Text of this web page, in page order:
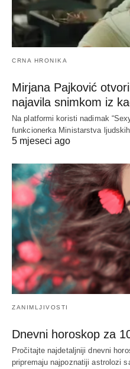
CRNA HRONIKA
Mirjana Pajković
najavila snimkom iz
Na platformi koristi nadimak
funkcionerka Ministarstva
5 mjeseci ago
ZANIMLJIVOSTI
Dnevni horoskop za
Pročitajte najdetaljniji dnevni
pripremaju najpoznatiji astrolozi